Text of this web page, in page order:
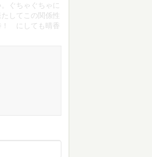
ぐちゃぐちゃに
してこの関係性
！ にしても晴香